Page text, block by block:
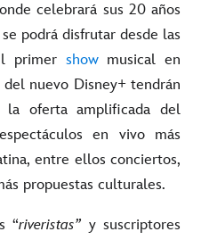
celebrará sus 20 años
podrá disfrutar desde las
primer showmusical en
nuevo Disney+ tendrán
la oferta amplificada del
en vivo más
entre ellos conciertos,
propuestas culturales.
“riveristas” y suscriptores